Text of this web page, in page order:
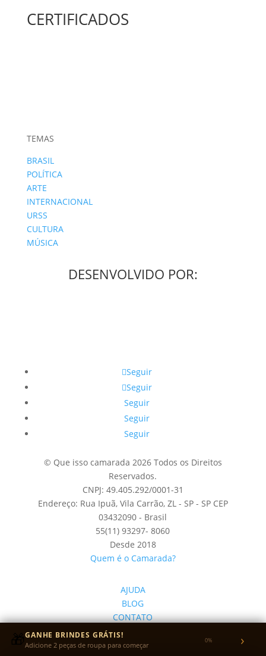
CERTIFICADOS
TEMAS
BRASIL
POLÍTICA
ARTE
INTERNACIONAL
URSS
CULTURA
MÚSICA
DESENVOLVIDO POR:
Seguir
Seguir
Seguir
Seguir
Seguir
© Que isso camarada 2026 Todos os Direitos
Reservados.
CNPJ: 49.405.292/0001-31
Endereço: Rua Ipuã, Vila Carrão, ZL - SP - SP CEP
03432090 - Brasil
55(11) 93297- 8060
Desde 2018
Quem é o Camarada?
AJUDA
BLOG
CONTATO
QUEM SOMOS
ANUNCIAR
🎁GANHE BRINDES GRÁTIS!
Adicione 2 peças de roupa para começar 0% ›